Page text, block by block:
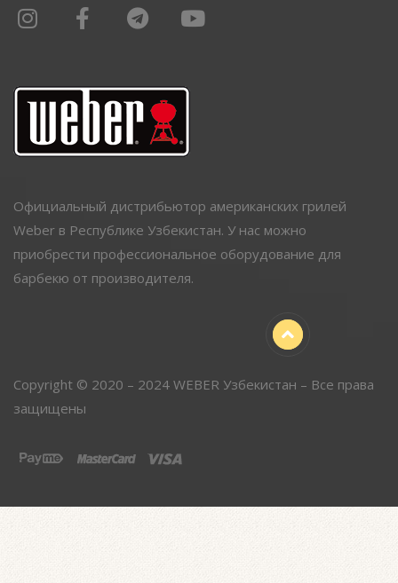
Официальный дистрибьютор американских грилей
Weber в Республике Узбекистан. У нас можно
приобрести профессиональное оборудование для
барбекю от производителя.
Copyright © 2020 – 2024 WEBER Узбекистан – Все права
защищены